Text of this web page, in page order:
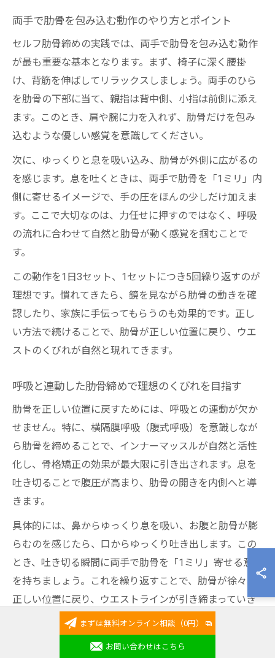
両手で肋骨を包み込む動作のやり方とポイント
セルフ肋骨締めの実践では、両手で肋骨を包み込む動作
が最も重要な基本となります。まず、椅子に深く腰掛
け、背筋を伸ばしてリラックスしましょう。両手のひら
を肋骨の下部に当て、親指は背中側、小指は前側に添え
ます。このとき、肩や腕に力を入れず、肋骨だけを包み
込むような優しい感覚を意識してください。
次に、ゆっくりと息を吸い込み、肋骨が外側に広がるの
を感じます。息を吐くときは、両手で肋骨を「1ミリ」内
側に寄せるイメージで、手の圧をほんの少しだけ加えま
す。ここで大切なのは、力任せに押すのではなく、呼吸
の流れに合わせて自然と肋骨が動く感覚を掴むことで
す。
この動作を1日3セット、1セットにつき5回繰り返すのが
理想です。慣れてきたら、鏡を見ながら肋骨の動きを確
認したり、家族に手伝ってもらうのも効果的です。正し
い方法で続けることで、肋骨が正しい位置に戻り、ウエ
ストのくびれが自然と現れてきます。
呼吸と連動した肋骨締めで理想のくびれを目指す
肋骨を正しい位置に戻すためには、呼吸との連動が欠か
せません。特に、横隔膜呼吸（腹式呼吸）を意識しなが
ら肋骨を締めることで、インナーマッスルが自然と活性
化し、骨格矯正の効果が最大限に引き出されます。息を
吐き切ることで腹圧が高まり、肋骨の開きを内側へと導
きます。
具体的には、鼻からゆっくり息を吸い、お腹と肋骨が膨
らむのを感じたら、口からゆっくり吐き出します。この
とき、吐き切る瞬間に両手で肋骨を「1ミリ」寄せる意識
を持ちましょう。これを繰り返すことで、肋骨が徐々に
正しい位置に戻り、ウエストラインが引き締まっていき
呼吸法は、高齢の方や運動が苦手な方でも安心して取り
まずは無料オンライン相談（0円）
お問い合わせはこちら